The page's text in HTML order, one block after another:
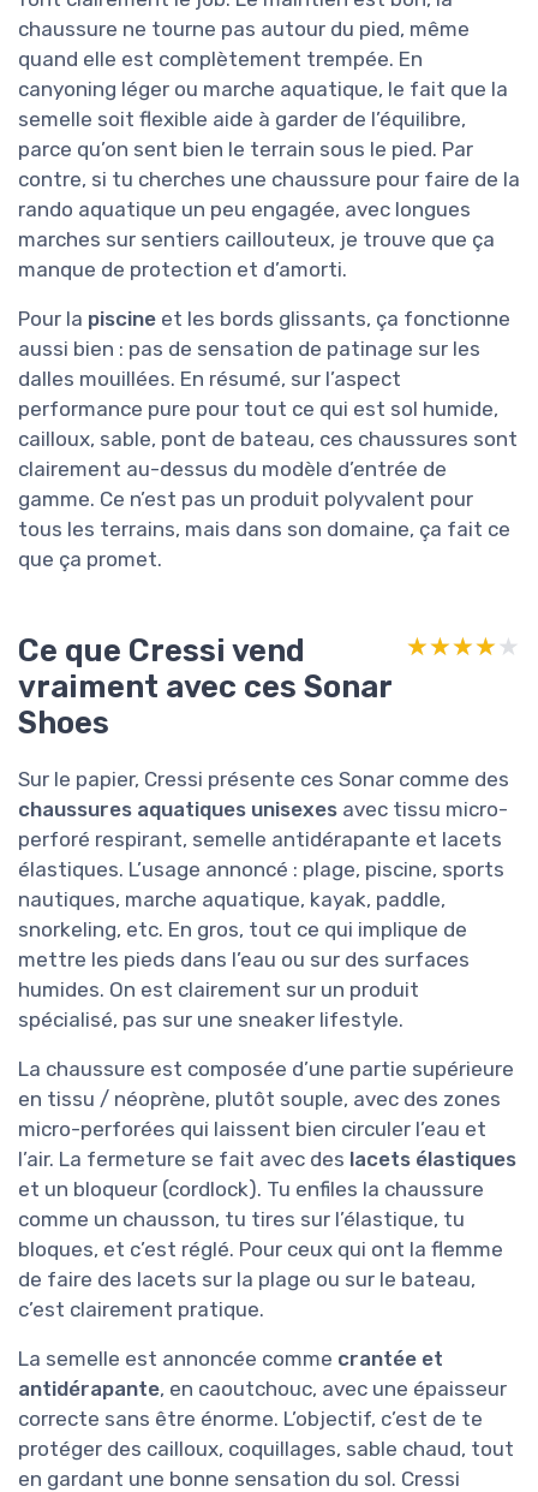
chaussure ne tourne pas autour du pied, même
quand elle est complètement trempée. En
canyoning léger ou marche aquatique, le fait que la
semelle soit flexible aide à garder de l’équilibre,
parce qu’on sent bien le terrain sous le pied. Par
contre, si tu cherches une chaussure pour faire de la
rando aquatique un peu engagée, avec longues
marches sur sentiers caillouteux, je trouve que ça
manque de protection et d’amorti.
Pour la piscine et les bords glissants, ça fonctionne
aussi bien : pas de sensation de patinage sur les
dalles mouillées. En résumé, sur l’aspect
performance pure pour tout ce qui est sol humide,
cailloux, sable, pont de bateau, ces chaussures sont
clairement au-dessus du modèle d’entrée de
gamme. Ce n’est pas un produit polyvalent pour
tous les terrains, mais dans son domaine, ça fait ce
que ça promet.
Ce que Cressi vend
vraiment avec ces Sonar
Shoes
★★★★★
★★★★★
Sur le papier, Cressi présente ces Sonar comme des
chaussures aquatiques unisexes avec tissu micro-
perforé respirant, semelle antidérapante et lacets
élastiques. L’usage annoncé : plage, piscine, sports
nautiques, marche aquatique, kayak, paddle,
snorkeling, etc. En gros, tout ce qui implique de
mettre les pieds dans l’eau ou sur des surfaces
humides. On est clairement sur un produit
spécialisé, pas sur une sneaker lifestyle.
La chaussure est composée d’une partie supérieure
en tissu / néoprène, plutôt souple, avec des zones
micro-perforées qui laissent bien circuler l’eau et
l’air. La fermeture se fait avec des lacets élastiques
et un bloqueur (cordlock). Tu enfiles la chaussure
comme un chausson, tu tires sur l’élastique, tu
bloques, et c’est réglé. Pour ceux qui ont la flemme
de faire des lacets sur la plage ou sur le bateau,
c’est clairement pratique.
La semelle est annoncée comme crantée et
antidérapante, en caoutchouc, avec une épaisseur
correcte sans être énorme. L’objectif, c’est de te
protéger des cailloux, coquillages, sable chaud, tout
en gardant une bonne sensation du sol. Cressi